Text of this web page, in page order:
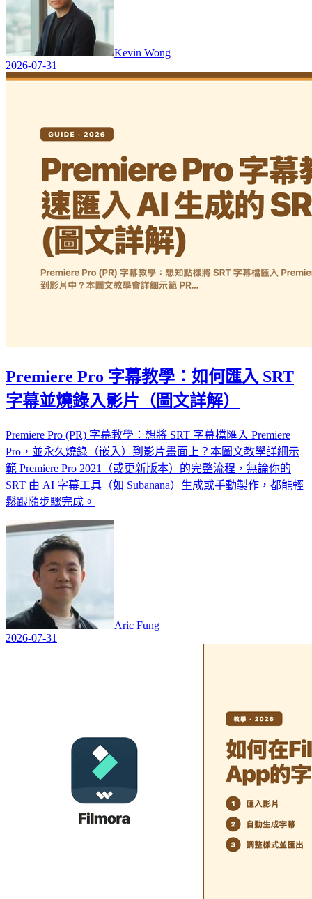
Kevin Wong
2026-07-31
Premiere Pro 字幕教學：如何匯入 SRT
字幕並燒錄入影片（圖文詳解）
Premiere Pro (PR) 字幕教學：想將 SRT 字幕檔匯入 Premiere
Pro，並永久燒錄（嵌入）到影片畫面上？本圖文教學詳細示
範 Premiere Pro 2021（或更新版本）的完整流程，無論你的
SRT 由 AI 字幕工具（如 Subanana）生成或手動製作，都能輕
鬆跟隨步驟完成。
Aric Fung
2026-07-31